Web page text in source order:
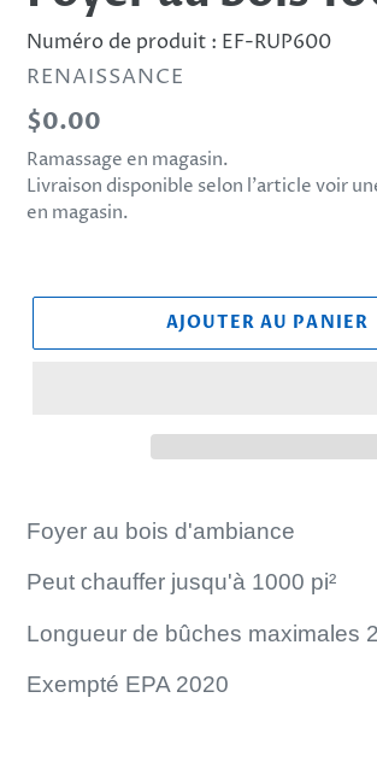
Numéro de produit : EF-RUP600
DISTRIBUTEUR
RENAISSANCE
Prix
normal
$0.00
Ramassage en magasin.
Livraison disponible selon l’article voir
en magasin.
AJOUTER AU PANIER
d'un
produit
à
panier
Foyer au bois d'ambiance
Peut chauffer jusqu'à 1000 pi²
Longueur de bûches maximales
Exempté EPA 2020